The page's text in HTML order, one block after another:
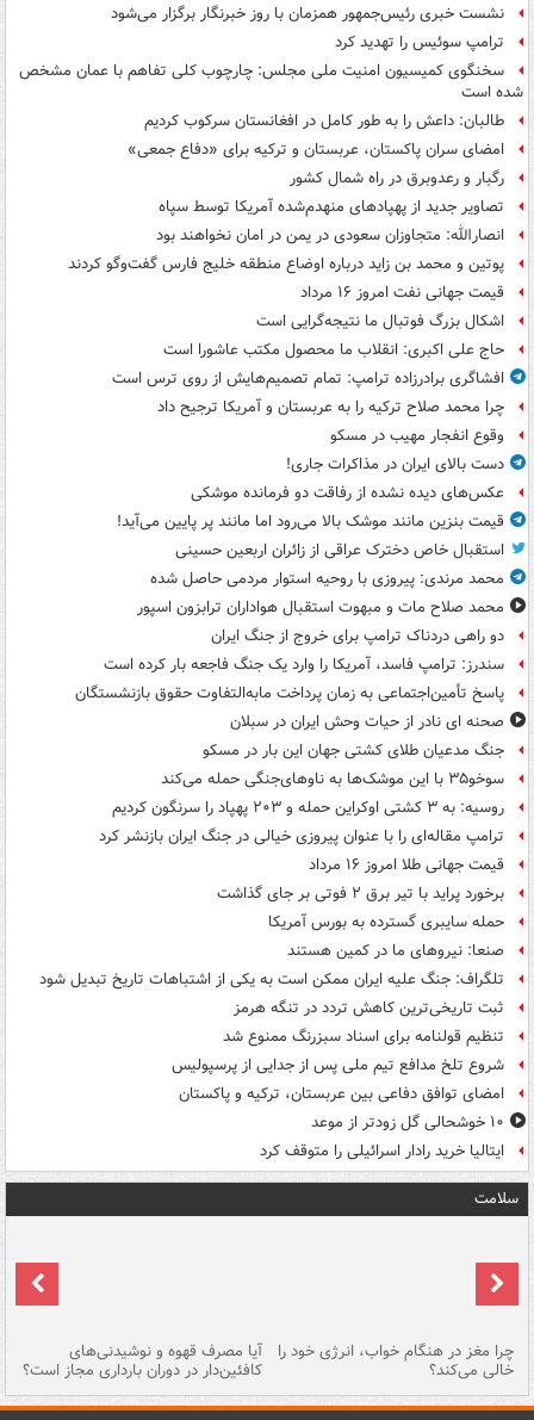
نشست خبری رئیس‌جمهور همزمان با روز خبرنگار برگزار می‌شود
ترامپ سوئیس را تهدید کرد
سخنگوی کمیسیون امنیت ملی مجلس: چارچوب کلی تفاهم با عمان مشخص
شده است
طالبان: داعش را به طور کامل در افغانستان سرکوب کردیم
امضای سران پاکستان، عربستان و ترکیه برای «دفاع جمعی»
رگبار و رعدوبرق در راه شمال کشور
تصاویر جدید از پهپادهای منهدم‌شده آمریکا توسط سپاه
انصارالله: متجاوزان سعودی در یمن در امان نخواهند بود
پوتین و محمد بن زاید درباره اوضاع منطقه خلیج فارس گفت‌وگو کردند
قیمت جهانی نفت امروز ۱۶ مرداد
اشکال بزرگ فوتبال ما نتیجه‌گرایی است
حاج علی اکبری: انقلاب ما محصول مکتب عاشورا است
افشاگری برادرزاده ترامپ: تمام تصمیم‌هایش از روی ترس است
چرا محمد صلاح ترکیه را به عربستان و آمریکا ترجیح داد
وقوع انفجار مهیب در مسکو
دست بالای ایران در مذاکرات جاری!
عکس‌های دیده نشده از رفاقت دو فرمانده‌ موشکی
قیمت بنزین مانند موشک بالا می‌رود اما مانند پر پایین می‌آید!
استقبال خاص دخترک عراقی از زائران اربعین حسینی
محمد مرندی: پیروزی با روحیه استوار مردمی حاصل شده
محمد صلاح مات و مبهوت استقبال هواداران ترابزون اسپور
دو راهی دردناک ترامپ برای خروج از جنگ ایران
سندرز: ترامپ فاسد، آمریکا را وارد یک جنگ فاجعه بار کرده است
پاسخ تأمین‌اجتماعی به زمان پرداخت مابه‌التفاوت حقوق بازنشستگان
صحنه ای نادر از حیات وحش ایران در سبلان
جنگ مدعیان طلای کشتی جهان این بار در مسکو
سوخو۳۵ با این موشک‌ها به ناوهای‌جنگی حمله می‌کند
روسیه: به ۳ کشتی اوکراین حمله و ۲۰۳ پهپاد را سرنگون کردیم
ترامپ مقاله‌ای را با عنوان پیروزی خیالی در جنگ ایران بازنشر کرد
قیمت جهانی طلا امروز ۱۶ مرداد
برخورد پراید با تیر برق ۲ فوتی بر جای گذاشت
حمله سایبری گسترده به بورس آمریکا
صنعا: نیروهای ما در کمین‌ هستند
تلگراف: جنگ علیه ایران ممکن است به یکی از اشتباهات تاریخ تبدیل شود
ثبت تاریخی‌ترین کاهش تردد در تنگه هرمز
تنظیم قولنامه برای اسناد سبزرنگ ممنوع شد
شروع تلخ مدافع تیم ملی پس از جدایی از پرسپولیس
امضای توافق دفاعی بین عربستان، ترکیه و پاکستان
۱۰ خوشحالی گل زودتر از موعد
ایتالیا خرید رادار اسرائیلی را متوقف کرد
سلامت
چرا مغز در هنگام خواب، انرژی خود را
خالی می‌کند؟
آیا مصرف قهوه و نوشیدنی‌های
کافئین‌دار در دوران بارداری مجاز است؟